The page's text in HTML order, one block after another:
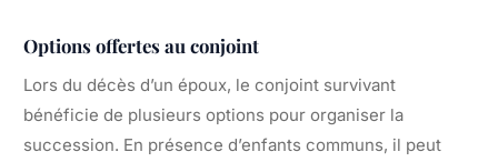
Options offertes au conjoint
Lors du décès d’un époux, le conjoint survivant
bénéficie de plusieurs options pour organiser la
succession. En présence d’enfants communs, il peut